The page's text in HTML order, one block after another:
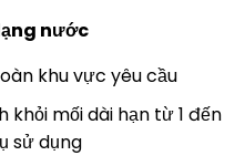
nước
khu vực yêu cầu
mối dài hạn từ 1 đến
sử dụng